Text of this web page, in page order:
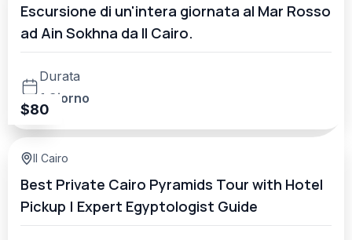
Escursione di un'intera giornata al Mar Rosso
ad Ain Sokhna da Il Cairo.
Durata
1 Giorno
$80
Il Cairo
Best Private Cairo Pyramids Tour with Hotel
Pickup | Expert Egyptologist Guide